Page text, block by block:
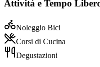
Attività e Tempo
Noleggio Bici
Corsi di Cucina
Degustazioni